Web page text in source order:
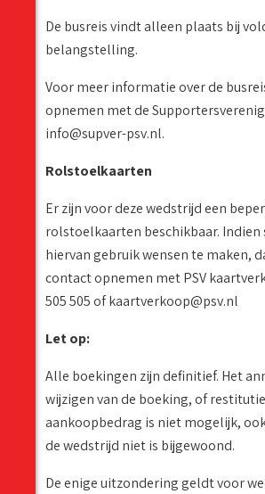
De busreis vindt alleen plaats bij
belangstelling.
Voor meer informatie over de
opnemen met de
info@supver-psv.nl.
Rolstoelkaarten
Er zijn voor deze wedstrijd een
rolstoelkaarten beschikbaar. Indien
hiervan gebruik wensen te maken,
contact opnemen met PSV
505 505 of kaartverkoop@psv.nl
Let op:
Alle boekingen zijn definitief. Het
wijzigen van de boeking, of
aankoopbedrag is niet mogelijk,
de wedstrijd niet is bijgewoond.
De enige uitzondering geldt voor